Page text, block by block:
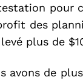
pour
des
plus de
avons de